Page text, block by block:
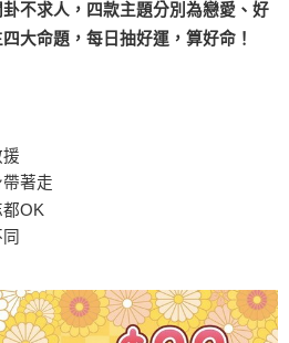
不求人，四款主題分別為戀愛、好
大命題，每日抽好運，算好命！
著走
OK